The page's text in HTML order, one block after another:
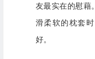
友最实在的慰藉
滑柔软的枕套
好。